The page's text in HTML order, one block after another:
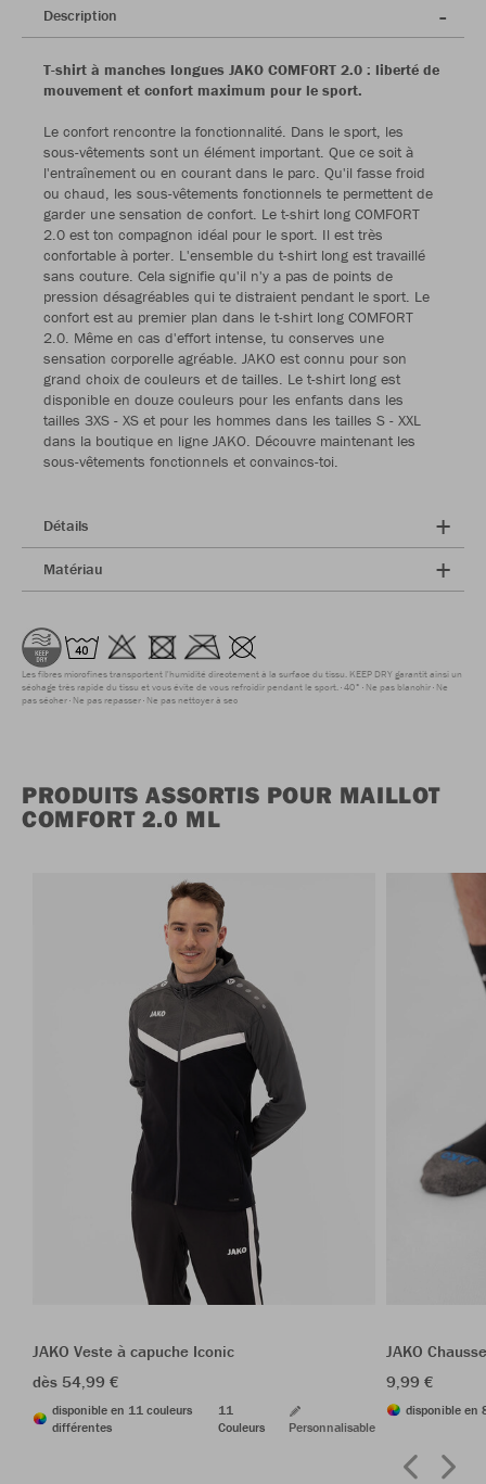
Description
T-shirt à manches longues JAKO COMFORT 2.0 : liberté de
mouvement et confort maximum pour le sport.
Le confort rencontre la fonctionnalité. Dans le sport, les
sous-vêtements sont un élément important. Que ce soit à
l'entraînement ou en courant dans le parc. Qu'il fasse froid
ou chaud, les sous-vêtements fonctionnels te permettent de
garder une sensation de confort. Le t-shirt long COMFORT
2.0 est ton compagnon idéal pour le sport. Il est très
confortable à porter. L'ensemble du t-shirt long est travaillé
sans couture. Cela signifie qu'il n'y a pas de points de
pression désagréables qui te distraient pendant le sport. Le
confort est au premier plan dans le t-shirt long COMFORT
2.0. Même en cas d'effort intense, tu conserves une
sensation corporelle agréable. JAKO est connu pour son
grand choix de couleurs et de tailles. Le t-shirt long est
disponible en douze couleurs pour les enfants dans les
tailles 3XS - XS et pour les hommes dans les tailles S - XXL
dans la boutique en ligne JAKO. Découvre maintenant les
sous-vêtements fonctionnels et convaincs-toi.
Détails
Matériau
Les fibres microfines transportent l'humidité directement à la surface du tissu. KEEP DRY garantit ainsi un
séchage très rapide du tissu et vous évite de vous refroidir pendant le sport. 40° Ne pas blanchir Ne
pas sécher Ne pas repasser Ne pas nettoyer à sec
PRODUITS ASSORTIS POUR MAILLOT
COMFORT 2.0 ML
JAKO Veste à capuche Iconic
dès 54,99 €
disponible en 11 couleurs
différentes
11
Couleurs
Personnalisable
JAKO
9,99 €
disponible en